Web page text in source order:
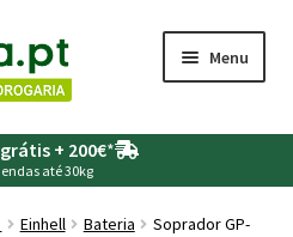
Menu
+ 200€*
até 30kg
Einhell Bateria
Soprador GP-